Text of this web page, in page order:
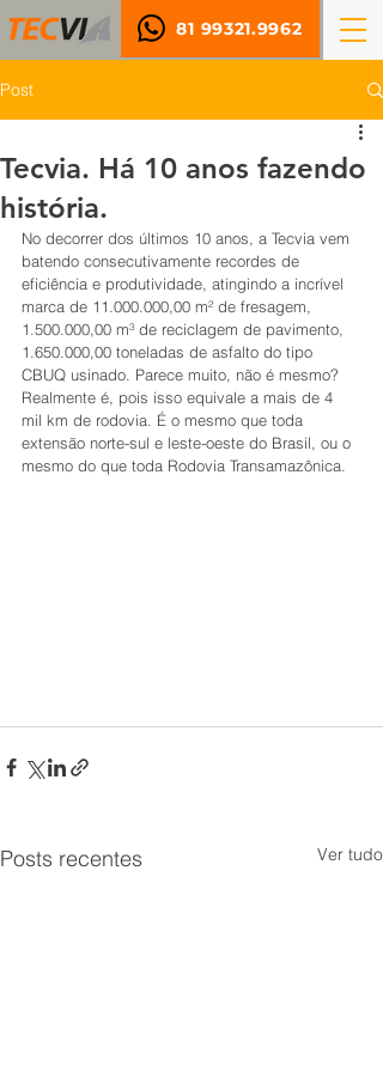
81 99321.9962
Post
Tecvia. Há 10 anos fazendo
história.
No decorrer dos últimos 10 anos, a Tecvia vem
batendo consecutivamente recordes de
eficiência e produtividade, atingindo a incrível
marca de 11.000.000,00 m² de fresagem,
1.500.000,00 m³ de reciclagem de pavimento,
1.650.000,00 toneladas de asfalto do tipo
CBUQ usinado. Parece muito, não é mesmo?
Realmente é, pois isso equivale a mais de 4
mil km de rodovia. É o mesmo que toda
extensão norte-sul e leste-oeste do Brasil, ou o
mesmo do que toda Rodovia Transamazônica.
Posts recentes Ver tudo